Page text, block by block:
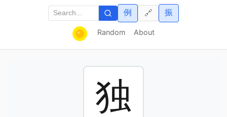
Random About
例 振
🔗
独